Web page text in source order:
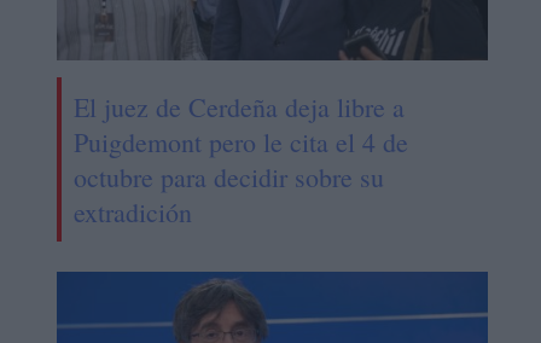
El juez de Cerdeña deja libre a
Puigdemont pero le cita el 4 de
octubre para decidir sobre su
extradición